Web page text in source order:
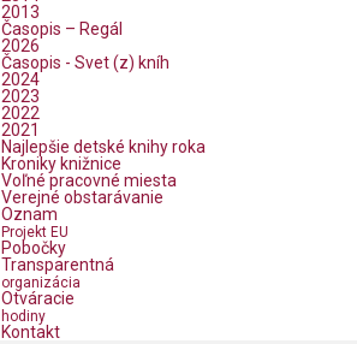
2013
Časopis – Regál
2026
Časopis - Svet (z) kníh
2024
2023
2022
2021
Najlepšie detské knihy roka
Kroniky knižnice
Voľné pracovné miesta
Verejné obstarávanie
Oznam
Projekt EU
Pobočky
Transparentná
organizácia
Otváracie
hodiny
Kontakt